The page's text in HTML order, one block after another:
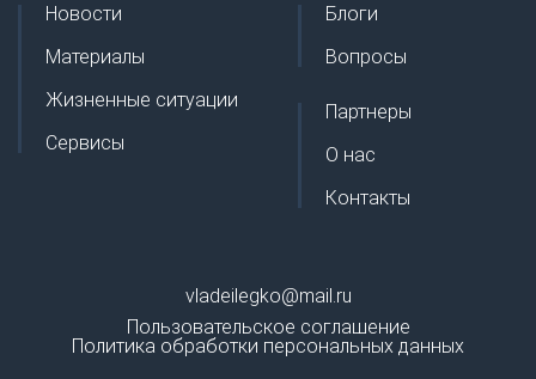
Новости
Материалы
Жизненные ситуации
Сервисы
Блоги
Вопросы
Партнеры
О нас
Контакты
vladeilegko@mail.ru
Пользовательское соглашение
Политика обработки персональных данных